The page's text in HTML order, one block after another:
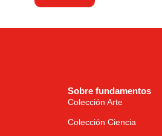
Sobre fundamentos
Colección Arte
Colección Ciencia